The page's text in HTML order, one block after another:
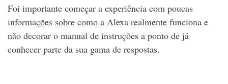
Foi importante começar a experiência com poucas
informações sobre como a Alexa realmente funciona e
não decorar o manual de instruções a ponto de já
conhecer parte da sua gama de respostas.